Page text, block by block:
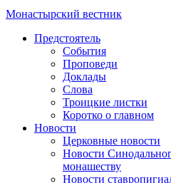
Монастырский вестник
Предстоятель
События
Проповеди
Доклады
Слова
Троицкие листки
Коротко о главном
Новости
Церковные новости
Новости
монашеству
Новости